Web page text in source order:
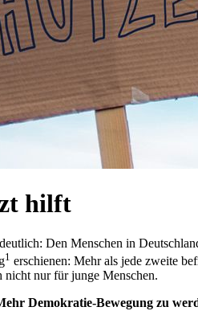
hilft
Den Menschen in
1 erschienen: Mehr als jede zweite
nicht nur für junge Menschen.
Demokratie-Bewegung zu